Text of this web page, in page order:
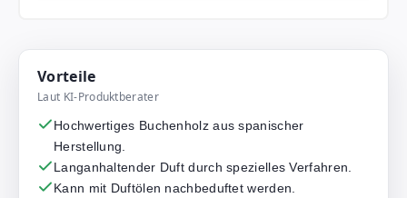
Vorteile
Laut KI-Produktberater
Hochwertiges Buchenholz aus spanischer
Herstellung.
Langanhaltender Duft durch spezielles Verfahren.
Kann mit Duftölen nachbeduftet werden.